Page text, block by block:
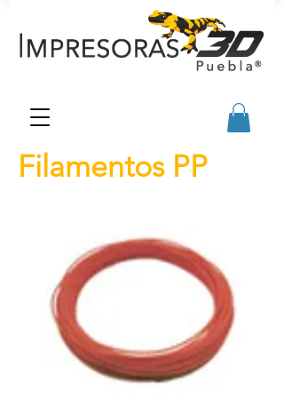
Filamentos PP